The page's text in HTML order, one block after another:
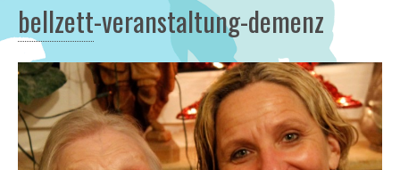
bellzett-veranstaltung-demenz